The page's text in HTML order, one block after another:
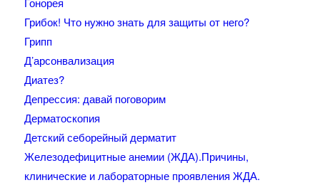
Грибок! Что нужно знать для защиты от него?
Грипп
Д’арсонвализация
Диатез?
Депрессия: давай поговорим
Дерматоскопия
Детский себорейный дерматит
Железодефицитные анемии (ЖДА).Причины,
клинические и лабораторные проявления ЖДА.